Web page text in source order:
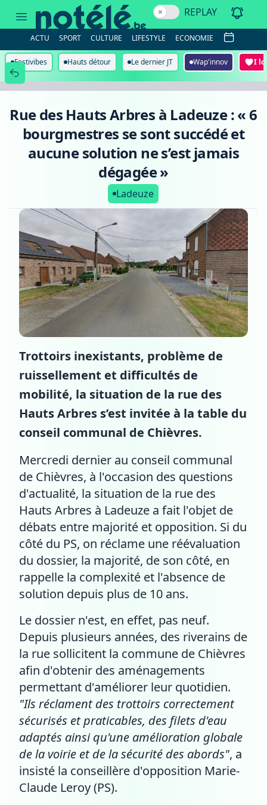
Hauts
Ladeuze
bourgmestres
se
succédé
aucune
solution
REPLAY
ACTU SPORT CULTURE LIFESTYLE ECONOMIE
Festivibes Hauts détour Le dernier JT Wap'innov I
Rue des Hauts Arbres à Ladeuze : « 6
bourgmestres se sont succédé et
aucune solution ne s’est jamais
dégagée »
Ladeuze
Trottoirs inexistants, problème de
ruissellement et difficultés de
mobilité, la situation de la rue des
Hauts Arbres s’est invitée à la table du
conseil communal de Chièvres.
Mercredi dernier au conseil communal
de Chièvres, à l'occasion des questions
d'actualité, la situation de la rue des
Hauts Arbres à Ladeuze a fait l'objet de
débats entre majorité et opposition. Si du
côté du PS, on réclame une réévaluation
du dossier, la majorité, de son côté, en
rappelle la complexité et l'absence de
solution depuis plus de 10 ans.
Le dossier n'est, en effet, pas neuf.
Depuis plusieurs années, des riverains de
la rue sollicitent la commune de Chièvres
afin d'obtenir des aménagements
permettant d'améliorer leur quotidien.
"Ils réclament des trottoirs correctement
sécurisés et praticables, des filets d'eau
adaptés ainsi qu'une amélioration globale
de la voirie et de la sécurité des abords", a
insisté la conseillère d'opposition Marie-
Claude Leroy (PS).